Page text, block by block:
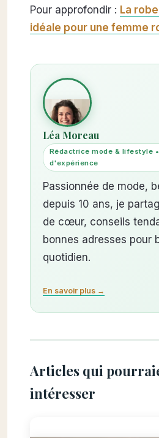
Pour approfondir : La
idéale pour une femme
Léa Moreau
Rédactrice mode & lifestyle
d'expérience
Passionnée de mode,
depuis 10 ans, je
de cœur, conseils
bonnes adresses pour
quotidien.
En savoir plus →
Articles qui
intéresser